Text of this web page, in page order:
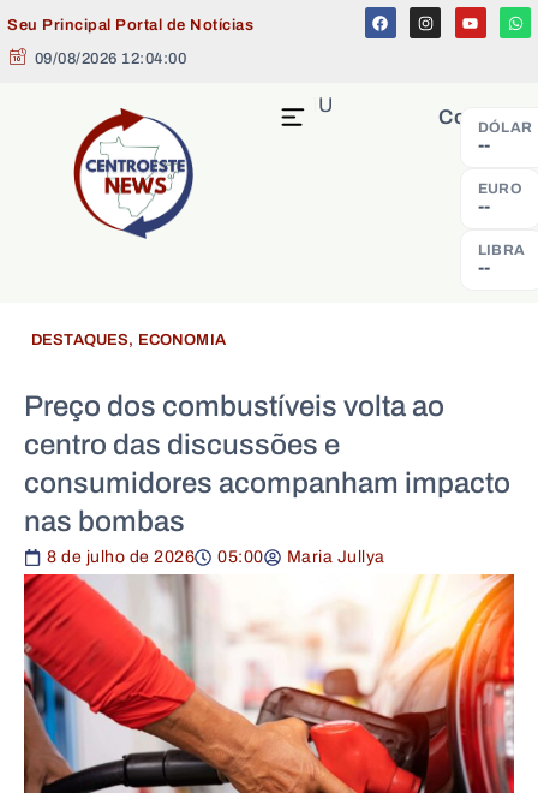
Seu Principal Portal de Notícias
09/08/2026 12:04:00
Cotação
DÓLAR
--
EURO
--
LIBRA
--
MENU
DESTAQUES, ECONOMIA
Preço dos combustíveis volta ao
centro das discussões e
consumidores acompanham impacto
nas bombas
8 de julho de 2026 05:00 Maria Jullya